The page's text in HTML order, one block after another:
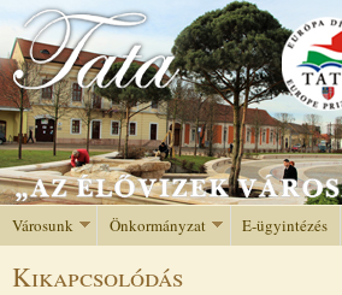
Jump to navigation
Városunk Önkormányzat E-ügyintézés
Kikapcsolódás